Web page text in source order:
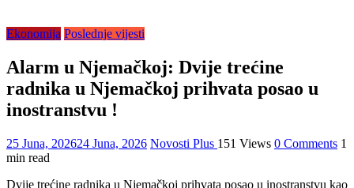
Ekonomija Poslednje vijesti
Alarm u Njemačkoj: Dvije trećine
radnika u Njemačkoj prihvata posao u
inostranstvu !
25 Juna, 202624 Juna, 2026 Novosti Plus 151 Views 0 Comments 1
min read
Dvije trećine radnika u Njemačkoj prihvata posao u inostranstvu kao